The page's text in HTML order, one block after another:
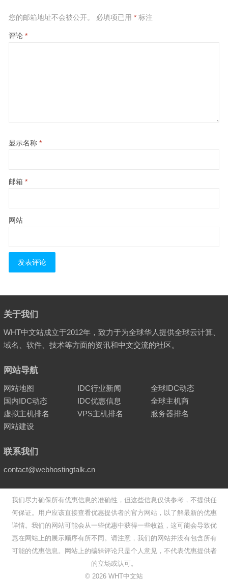
您的邮箱地址不会被公开。 必填项已用 *标注
评论 *
显示名称 *
邮箱 *
网站
关于我们
WHT中文站成立于2012年，致力于为全球华人提供全球云计算、
域名、软件、技术等方面的资讯和中文交流的社区。
网站导航
网站地图 IDC行业新闻
全球IDC动态
国内IDC动态
IDC优惠信息
全球主机商
虚拟主机排名
VPS主机排名
服务器排名
网站建设
联系我们
contact@webhostingtalk.cn
我们尽力确保所有优惠信息的准确性，但这些信息仅供参考，不提供任
何保证。用户应该直接查看优惠提供者的官方网站，以了解最新的优惠
详情。我们的网站可能会从一些优惠中获得一些收益，这可能会导致优
惠在网站上的展示顺序有所不同。请注意，我们的网站并没有包含所有
可能的优惠信息。网站上的编辑评论只是个人意见，不代表优惠提供者
的立场或认可。
© 2026 WHT中文站